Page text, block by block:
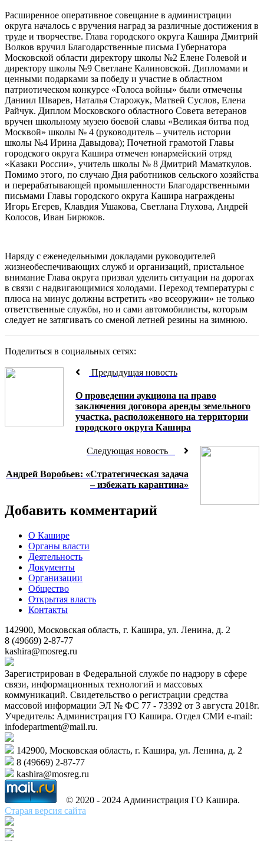
Расширенное оперативное совещание в администрации
округа началось с вручения наград за различные достижения в
труде и творчестве. Глава городского округа Кашира Дмитрий
Волков вручил Благодарственные письма Губернатора
Московской области директору школы №2 Елене Голевой и
директору школы №9 Светлане Калиновской. Дипломами и
ценными подарками за победу и участие в областном
патриотическом конкурсе «Голоса войны» были отмечены
Даниил Шварев, Наталья Старожук, Матвей Суслов, Елена
Райчук. Диплом Московского областного Совета ветеранов
вручен школьному музею боевой славы «Великая битва под
Москвой» школы № 4 (руководитель – учитель истории
школы №4 Ирина Давыдова); Почетной грамотой Главы
городского округа Кашира отмечен юнармейский отряд
«Казаки России», учитель школы № 8 Дмитрий Маматкулов.
Помимо этого, по случаю Дня работников сельского хозяйства
и перерабатывающей промышленности Благодарственными
письмами Главы городского округа Кашира награждены
Игорь Егерев, Клавдия Ушакова, Светлана Глухова, Андрей
Колосов, Иван Бирюков.
Наряду с еженедельными докладами руководителей
жизнеобеспечивающих служб и организаций, пристальное
внимание Глава округа призвал уделить ситуации на дорогах
в связи с надвигающимися холодами. Переход температуры с
плюса на минус должны встретить «во всеоружии» не только
ответственные службы, но и сами автомобилисты, которым
следует не затягивать со сменой летней резины на зимнюю.
Поделиться в социальных сетях:
Предыдущая новость
О проведении аукциона на право
заключения договора аренды земельного
участка, расположенного на территории
городского округа Кашира
Следующая новость
Андрей Воробьев: «Стратегическая задача
– избежать карантина»
Добавить комментарий
О Кашире
Органы власти
Деятельность
Документы
Организации
Общество
Открытая власть
Контакты
142900, Московская область, г. Кашира, ул. Ленина, д. 2
8 (49669) 2-87-77
kashira@mosreg.ru
Зарегистрирован в Федеральной службе по надзору в сфере
связи, информационных технологий и массовых
коммуникаций. Свидетельство о регистрации средства
массовой информации ЭЛ № ФС 77 - 73392 от 3 августа 2018г.
Учредитель: Администрация ГО Кашира. Отдел СМИ e-mail:
infodepartment@mail.ru.
142900, Московская область, г. Кашира, ул. Ленина, д. 2
8 (49669) 2-87-77
kashira@mosreg.ru
© 2020 - 2024 Администрация ГО Кашира.
Старая версия сайта